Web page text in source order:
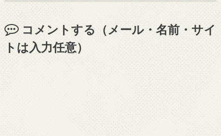
コメントする（メール・名前・サイ
トは入力任意）